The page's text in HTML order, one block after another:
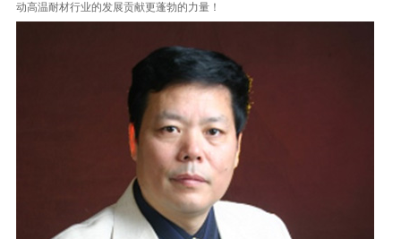
动高温耐材行业的发展贡献更蓬勃的力量！